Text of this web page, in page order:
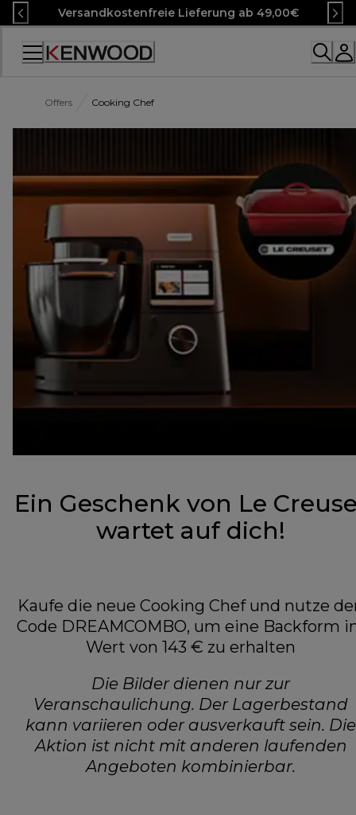
Skip
to
Content
Versandkostenfreie Lieferung ab 49,00€
Accessibility
Offers Cooking Chef
Ein Geschenk von Le
wartet auf dich!
Kaufe die neue Cooking Chef und nutze
Code DREAMCOMBO, um eine Backform
Wert von 143 € zu erhalten
Die Bilder dienen nur zur
Veranschaulichung. Der Lagerbestand
kann variieren oder ausverkauft sein. Die
Aktion ist nicht mit anderen laufenden
Angeboten kombinierbar.